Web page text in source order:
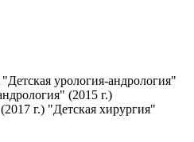
урология-андрология"
(2015 г.)
г.) "Детская хирургия"